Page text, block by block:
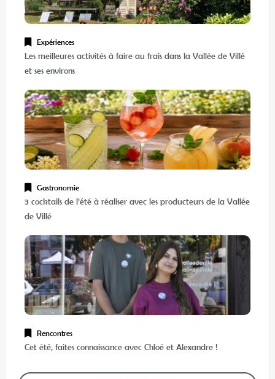
Expériences
Les meilleures activités à faire au frais dans la Vallée de Villé
et ses environs
Gastronomie
3 cocktails de l’été à réaliser avec les producteurs de la Vallée
de Villé
Rencontres
Cet été, faites connaissance avec Chloé et Alexandre !